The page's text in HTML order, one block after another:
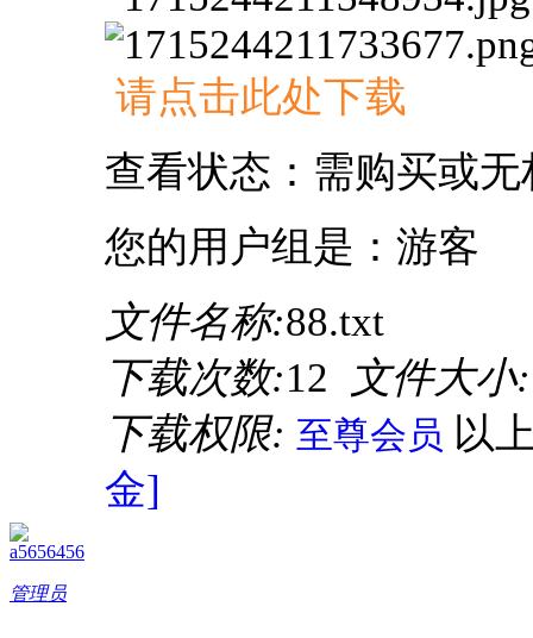
a5656456
管理员
请点击此处下载
查看状态：需购买或无
您的用户组是：游客
文件名称:88.txt
下载次数:12 文件大小:
下载权限: 至尊会员 以
金]